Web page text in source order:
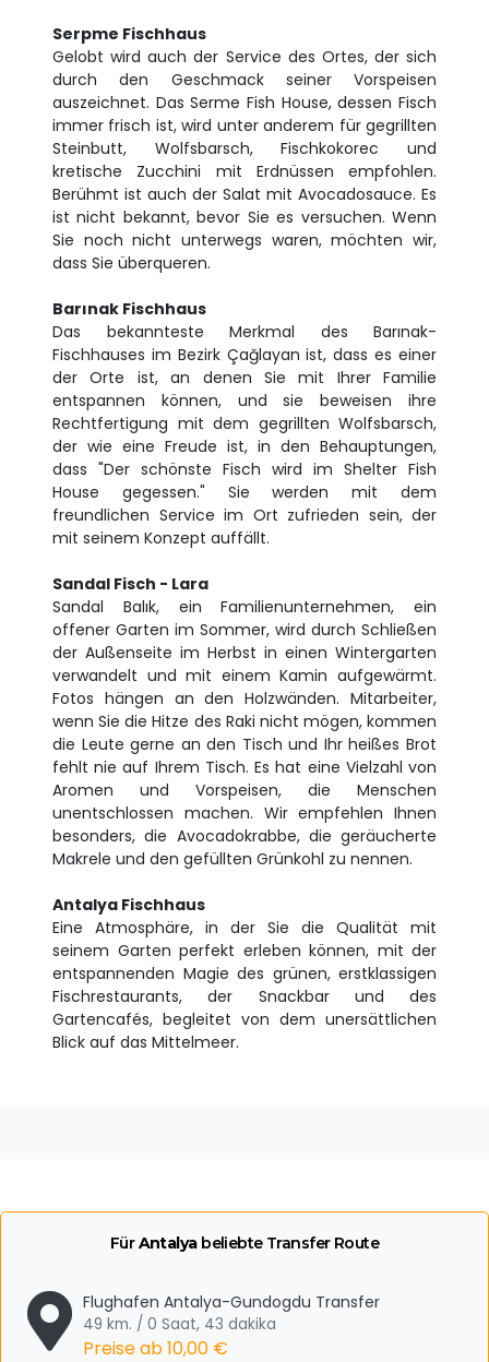
Serpme Fischhaus
Gelobt wird auch der Service des Ortes, der sich
durch den Geschmack seiner Vorspeisen
auszeichnet. Das Serme Fish House, dessen Fisch
immer frisch ist, wird unter anderem für gegrillten
Steinbutt, Wolfsbarsch, Fischkokorec und
kretische Zucchini mit Erdnüssen empfohlen.
Berühmt ist auch der Salat mit Avocadosauce. Es
ist nicht bekannt, bevor Sie es versuchen. Wenn
Sie noch nicht unterwegs waren, möchten wir,
dass Sie überqueren.
Barınak Fischhaus
Das bekannteste Merkmal des Barınak-
Fischhauses im Bezirk Çağlayan ist, dass es einer
der Orte ist, an denen Sie mit Ihrer Familie
entspannen können, und sie beweisen ihre
Rechtfertigung mit dem gegrillten Wolfsbarsch,
der wie eine Freude ist, in den Behauptungen,
dass "Der schönste Fisch wird im Shelter Fish
House gegessen." Sie werden mit dem
freundlichen Service im Ort zufrieden sein, der
mit seinem Konzept auffällt.
Sandal Fisch - Lara
Sandal Balık, ein Familienunternehmen, ein
offener Garten im Sommer, wird durch Schließen
der Außenseite im Herbst in einen Wintergarten
verwandelt und mit einem Kamin aufgewärmt.
Fotos hängen an den Holzwänden. Mitarbeiter,
wenn Sie die Hitze des Raki nicht mögen, kommen
die Leute gerne an den Tisch und Ihr heißes Brot
fehlt nie auf Ihrem Tisch. Es hat eine Vielzahl von
Aromen und Vorspeisen, die Menschen
unentschlossen machen. Wir empfehlen Ihnen
besonders, die Avocadokrabbe, die geräucherte
Makrele und den gefüllten Grünkohl zu nennen.
Antalya Fischhaus
Eine Atmosphäre, in der Sie die Qualität mit
seinem Garten perfekt erleben können, mit der
entspannenden Magie des grünen, erstklassigen
Fischrestaurants, der Snackbar und des
Gartencafés, begleitet von dem unersättlichen
Blick auf das Mittelmeer.
FürAntalyabeliebte Transfer Route
Flughafen Antalya-Gundogdu Transfer
49 km. / 0 Saat, 43 dakika
Preise ab10,00 €